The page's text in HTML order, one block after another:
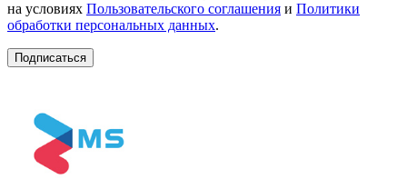
на условиях Пользовательского соглашения и Политики
обработки персональных данных.